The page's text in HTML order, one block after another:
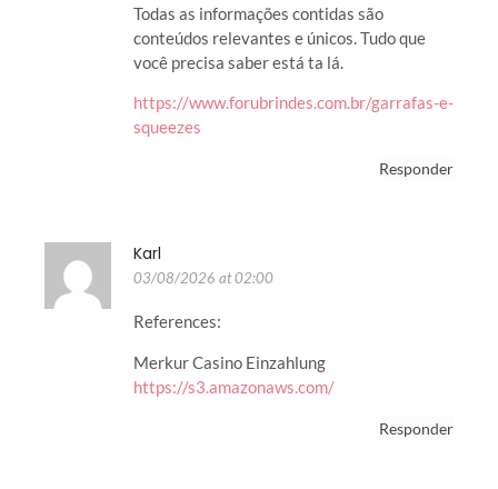
Todas as informações contidas são
conteúdos relevantes e únicos. Tudo que
você precisa saber está ta lá.
https://www.forubrindes.com.br/garrafas-e-
squeezes
Responder
Karl
03/08/2026 at 02:00
References:
Merkur Casino Einzahlung
https://s3.amazonaws.com/
Responder